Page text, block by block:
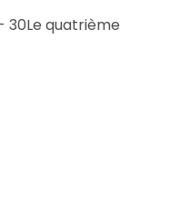
30Le quatrième